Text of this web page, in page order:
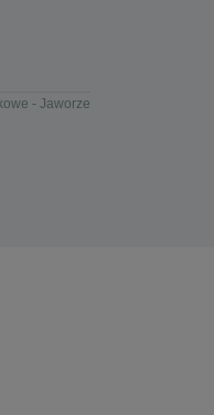
- Jaworze